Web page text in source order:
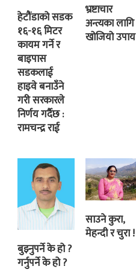
हेटौंडाको सडक
१६-१६ मिटर
कायम गर्ने र
बाइपास
सडकलाई
हाइवे बनाउँने
गरी सरकारले
निर्णय गर्दैछ :
रामचन्द्र राई
भ्रष्टाचार
अन्त्यका लागि
खोजियो उपाय
बुझ्नुपर्ने के हो ?
गर्नुपर्ने के हो ?
साउने कुरा,
मेहन्दी र चुरा !